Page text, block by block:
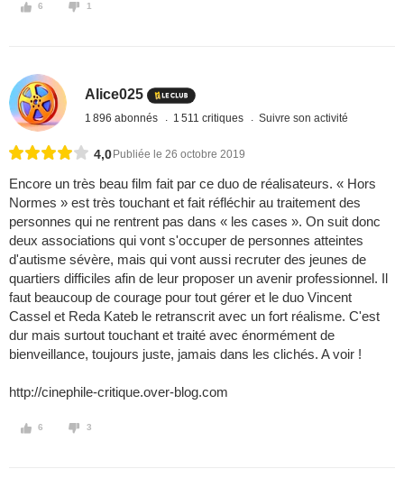
6 1
Alice025
1 896 abonnés 1 511 critiques Suivre son activité
4,0 Publiée le 26 octobre 2019
Encore un très beau film fait par ce duo de réalisateurs. « Hors
Normes » est très touchant et fait réfléchir au traitement des
personnes qui ne rentrent pas dans « les cases ». On suit donc
deux associations qui vont s'occuper de personnes atteintes
d'autisme sévère, mais qui vont aussi recruter des jeunes de
quartiers difficiles afin de leur proposer un avenir professionnel. Il
faut beaucoup de courage pour tout gérer et le duo Vincent
Cassel et Reda Kateb le retranscrit avec un fort réalisme. C'est
dur mais surtout touchant et traité avec énormément de
bienveillance, toujours juste, jamais dans les clichés. A voir !
http://cinephile-critique.over-blog.com
6 3